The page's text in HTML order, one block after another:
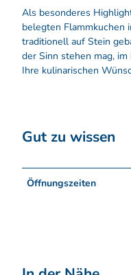
M
5
Als besonderes
belegten Flammkuchen
traditionell auf Stein
der Sinn stehen mag,
Ihre kulinarischen
Gut zu wissen
Öffnungszeiten